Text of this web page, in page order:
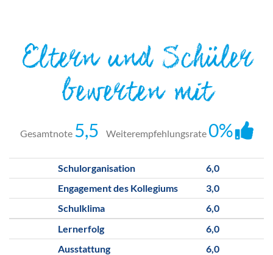
Eltern und Schüler
bewerten mit
Gesamtnote 5,5 Weiterempfehlungsrate 0%
Schulorganisation
6,0
Engagement des Kollegiums
3,0
Schulklima
6,0
Lernerfolg
6,0
Ausstattung
6,0